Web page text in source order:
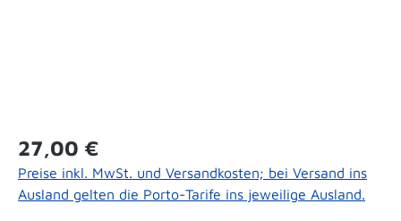
Regulärer Preis:
27,00 €
Preise inkl. MwSt. und Versandkosten; bei Versand ins
Ausland gelten die Porto-Tarife ins jeweilige Ausland.